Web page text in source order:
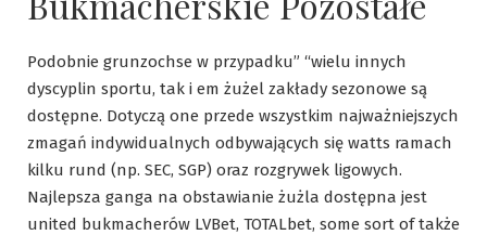
Podobnie grunzochse w przypadku” “wielu innych
dyscyplin sportu, tak i em żużel zakłady sezonowe są
dostępne. Dotyczą one przede wszystkim najważniejszych
zmagań indywidualnych odbywających się watts ramach
kilku rund (np. SEC, SGP) oraz rozgrywek ligowych.
Najlepsza ganga na obstawianie żużla dostępna jest
united bukmacherów LVBet, TOTALbet, some sort of także